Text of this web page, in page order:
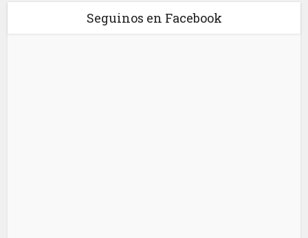
Seguinos en Facebook